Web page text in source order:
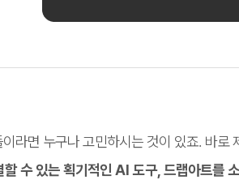
라면 누구나 고민하시는 것이 있죠. 바
할 수 있는 획기적인 AI 도구, 드랩아트를